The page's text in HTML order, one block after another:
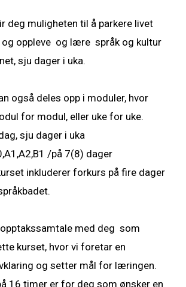
deg muligheten til å parkere livet
oppleve og lære språk og kultur
sju dager i uka.
også deles opp i moduler, hvor
for modul, eller uke for uke.
sju dager i uka
/på 7(8) dager
inkluderer forkurs på fire dager
med deg som
kurset, hvor vi foretar en
og setter mål for læringen.
16 timer er for deg som ønsker en